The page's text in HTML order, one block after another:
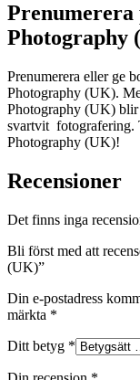
Photography
Prenumerera eller ge
Photography (UK).
Photography (UK) blir
svartvit fotografering.
Photography (UK)!
Recensioner
Det finns inga
Bli först med att
(UK)”
Din e-postadress
märkta *
Ditt betyg *